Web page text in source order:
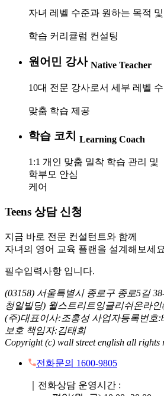
자녀 레벨 수준과 원하는 목적
학습 커리큘럼 컨설팅
원어민 강사 Native Teacher
10대 전문 강사로서 세부 레벨
맞춤 학습 제공
학습 코치 Learning Coach
1:1 개인 맞춤 밀착 학습 관리 및
학부모 안심
케어
Teens 상담 신청
지금 바로 전문 컨설턴트와 함께
자녀의 영어 교육 플랜을 설계해보세요
필수입력사항 입니다.
(03158) 서울특별시 종로구 종로5길
청일빌딩) 월스트리트잉글리쉬온라인
(주)대표이사:조홍성 사업자등록번호
보호 책임자:김태희
Copyright (c) wall street english all rights
전화문의 1600-9805
｜전화상담 운영시간 :